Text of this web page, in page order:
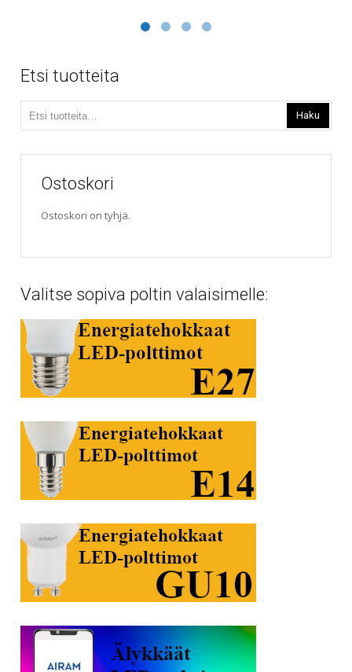
Etsi tuotteita
Haku
Ostoskori
Ostoskori on tyhjä.
Valitse sopiva poltin valaisimelle: